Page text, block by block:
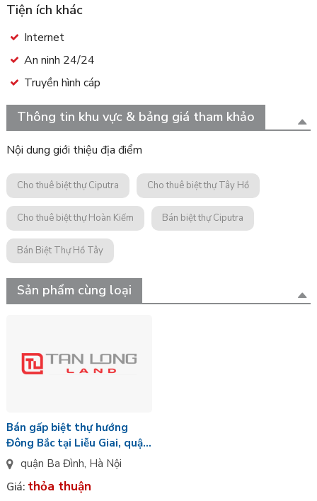
Tiện ích khác
Internet
An ninh 24/24
Truyền hình cáp
Thông tin khu vực & bảng giá tham khảo
Nội dung giới thiệu địa điểm
Cho thuê biệt thự Ciputra Cho thuê biệt thự Tây Hồ
Cho thuê biệt thự Hoàn Kiếm Bán biệt thự Ciputra
Bán Biệt Thự Hồ Tây
Sản phẩm cùng loại
Bán gấp biệt thự hướng
Đông Bắc tại Liễu Giai, quận
Ba Đình
quận Ba Đình, Hà Nội
Giá: thỏa thuận